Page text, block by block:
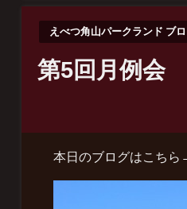
えべつ角山パークランド ブ
第5回月例会
本日のブログはこちら